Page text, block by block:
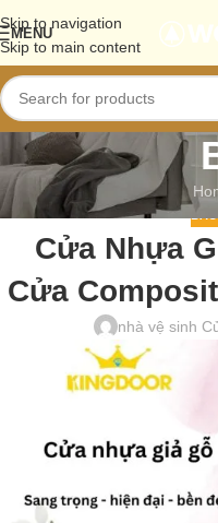
Skip to navigation
Skip to main content
MENU
Cửa Nhựa
Cửa
nhà vệ sinh